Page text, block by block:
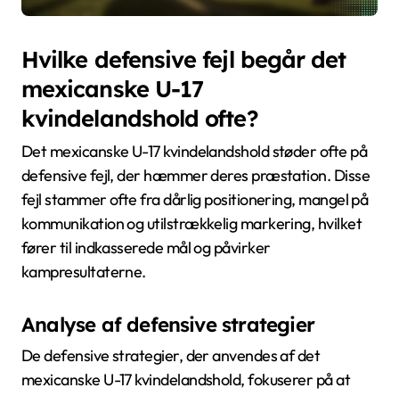
Hvilke defensive fejl begår det
mexicanske U-17
kvindelandshold ofte?
Det mexicanske U-17 kvindelandshold støder ofte på
defensive fejl, der hæmmer deres præstation. Disse
fejl stammer ofte fra dårlig positionering, mangel på
kommunikation og utilstrækkelig markering, hvilket
fører til indkasserede mål og påvirker
kampresultaterne.
Analyse af defensive strategier
De defensive strategier, der anvendes af det
mexicanske U-17 kvindelandshold, fokuserer på at